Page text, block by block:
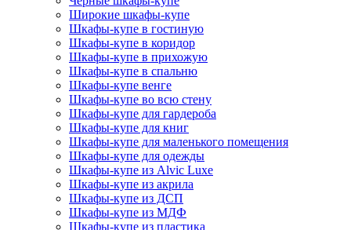
Широкие шкафы-купе
Шкафы-купе в гостиную
Шкафы-купе в коридор
Шкафы-купе в прихожую
Шкафы-купе в спальню
Шкафы-купе венге
Шкафы-купе во всю стену
Шкафы-купе для гардероба
Шкафы-купе для книг
Шкафы-купе для маленького помещения
Шкафы-купе для одежды
Шкафы-купе из Alvic Luxe
Шкафы-купе из акрила
Шкафы-купе из ДСП
Шкафы-купе из МДФ
Шкафы-купе из пластика